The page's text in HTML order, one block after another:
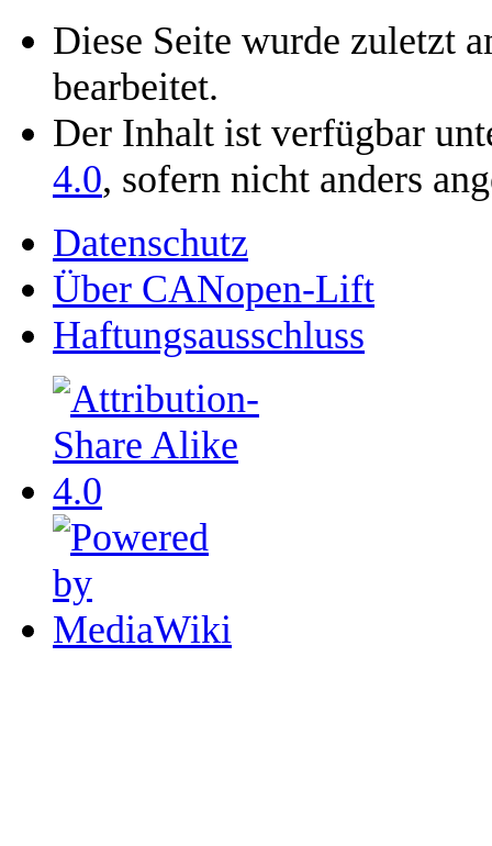
Diese Seite wurde zuletzt
bearbeitet.
Der Inhalt ist verfügbar
4.0, sofern nicht anders
Datenschutz
Über CANopen-Lift
Haftungsausschluss